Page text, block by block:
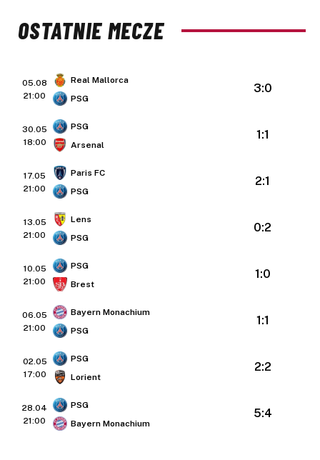
OSTATNIE MECZE
05.08
21:00
Real Mallorca
PSG
3:0
30.05
18:00
PSG
Arsenal
1:1
17.05
21:00
Paris FC
PSG
2:1
13.05
21:00
Lens
PSG
0:2
10.05
21:00
PSG
Brest
1:0
06.05
21:00
Bayern Monachium
PSG
1:1
02.05
17:00
PSG
Lorient
2:2
28.04
21:00
PSG
Bayern Monachium
5:4